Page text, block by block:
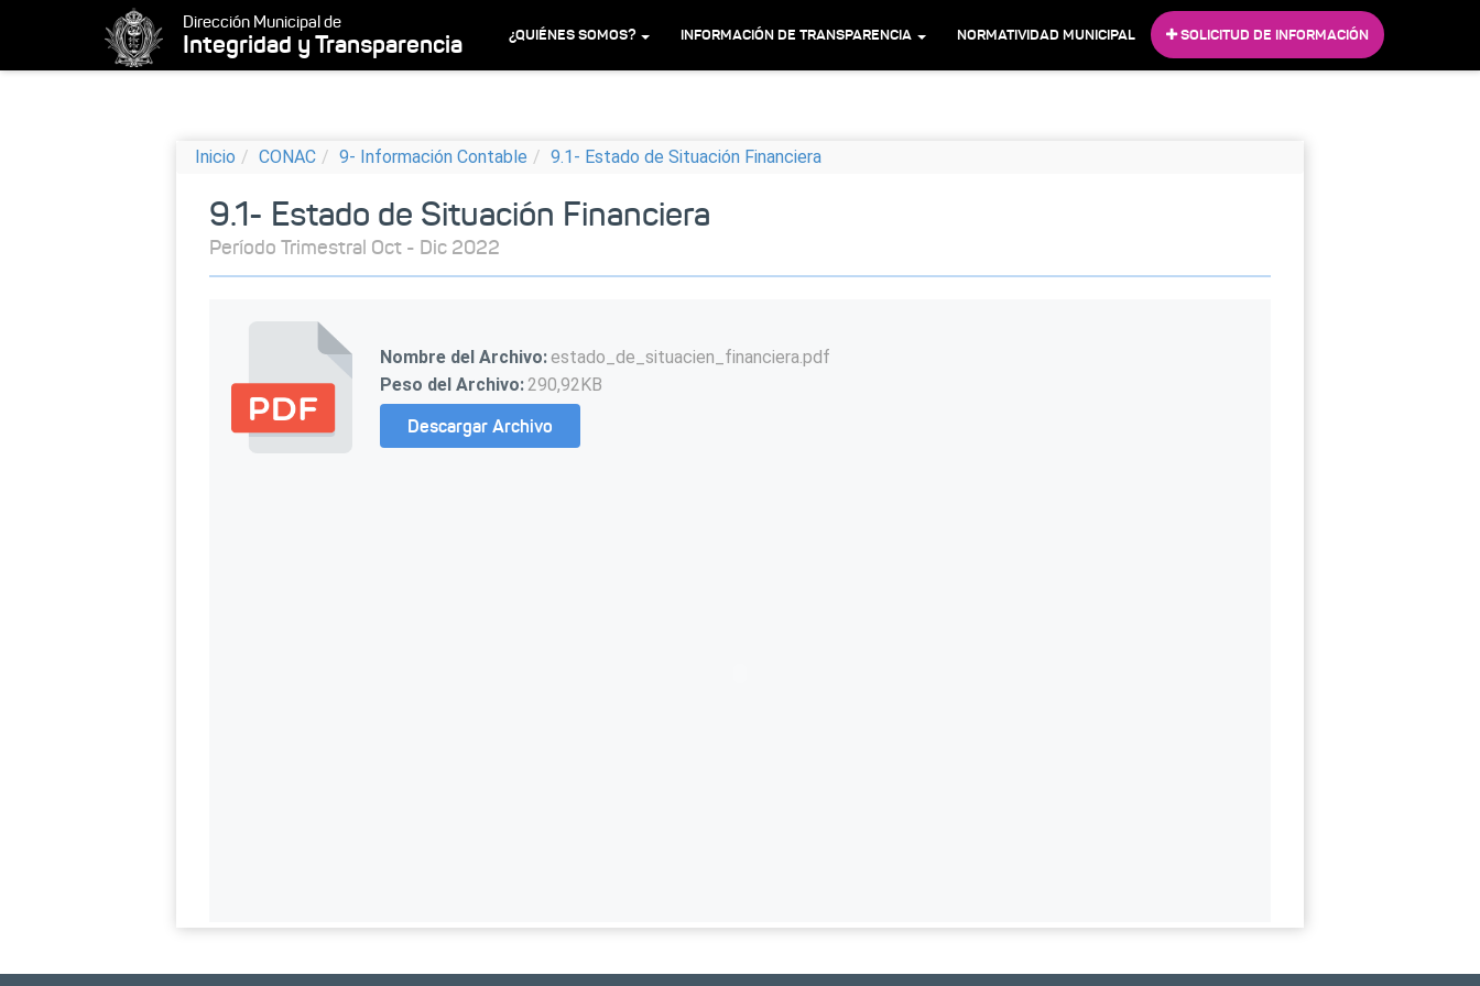
Dirección Municipal de
Integridad y Transparencia ¿QUIÉNES SOMOS? INFORMACIÓN DE TRANSPARENCIA NORMATIVIDAD MUNICIPAL SOLICITUD DE INFORMACIÓN
Inicio CONAC 9- Información Contable 9.1- Estado de Situación Financiera
9.1- Estado de Situación Financiera
Período Trimestral Oct - Dic 2022
Nombre del Archivo:estado_de_situacien_financiera.pdf
Peso del Archivo:290,92KB
Descargar Archivo